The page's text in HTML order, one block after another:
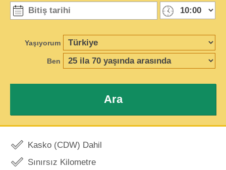
Yaşıyorum
Ben
Ara
Kasko (CDW) Dahil
Sınırsız Kilometre